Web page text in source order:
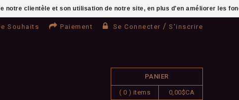
Souhaits Paiement Se Connecter / S'inscrire
PANIER
( 0 ) items 0,00$CA
notre clientèle et son utilisation de notre site, en plus d'en améliorer les